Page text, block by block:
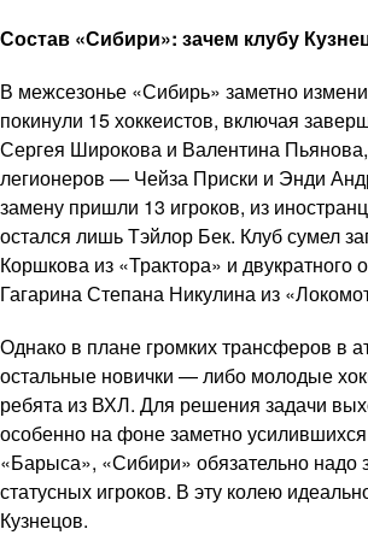
Состав «Сибири»: зачем клубу
В межсезонье «Сибирь» заметно
покинули 15 хоккеистов, включая
Сергея Широкова и Валентина
легионеров — Чейза Приски и Энди
замену пришли 13 игроков, из
остался лишь Тэйлор Бек. Клуб сумел
Коршкова из «Трактора» и двукратного
Гагарина Степана Никулина из
Однако в плане громких трансферов в
остальные новички — либо молодые
ребята из ВХЛ. Для решения задачи
особенно на фоне заметно
«Барыса», «Сибири» обязательно надо
статусных игроков. В эту колею
Кузнецов.